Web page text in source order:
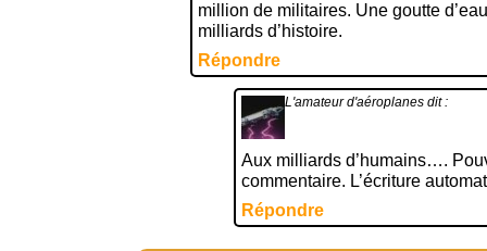
million de militaires. Une goutte
milliards d’histoire.
Répondre
L'amateur d'aéroplanes dit :
Aux milliards d’humains….
commentaire. L’écriture
Répondre